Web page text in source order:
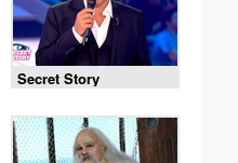
Secret Story